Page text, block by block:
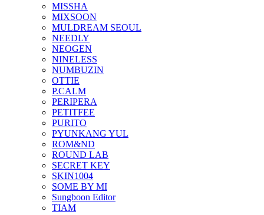
MISSHA
MIXSOON
MULDREAM SEOUL
NEEDLY
NEOGEN
NINELESS
NUMBUZIN
OTTIE
P.CALM
PERIPERA
PETITFEE
PURITO
PYUNKANG YUL
ROM&ND
ROUND LAB
SECRET KEY
SKIN1004
SOME BY MI
Sungboon Editor
TIAM